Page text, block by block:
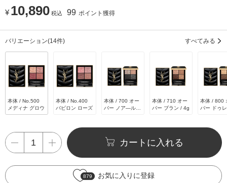
¥ 10,890 税込 99 ポイント獲得
バリエーション(14件) すべてみる
本体 / No.500
メディナ グロウ
本体 / No.400
バビロン ローズ
本体 / 700 オー
バー ノア―ル /
本体 / 710 オー
バー ブラン / 4g
本体 / 800
バー ドゥ
カートに入れる
879 お気に入りに登録